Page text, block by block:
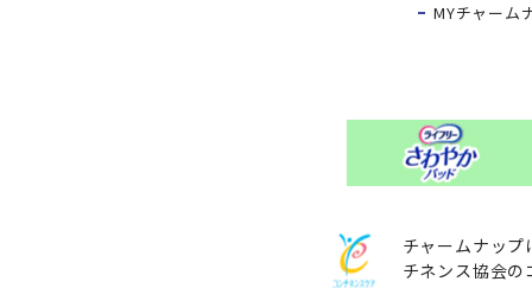
MYチャーム
チャームナッ
チネンス協会